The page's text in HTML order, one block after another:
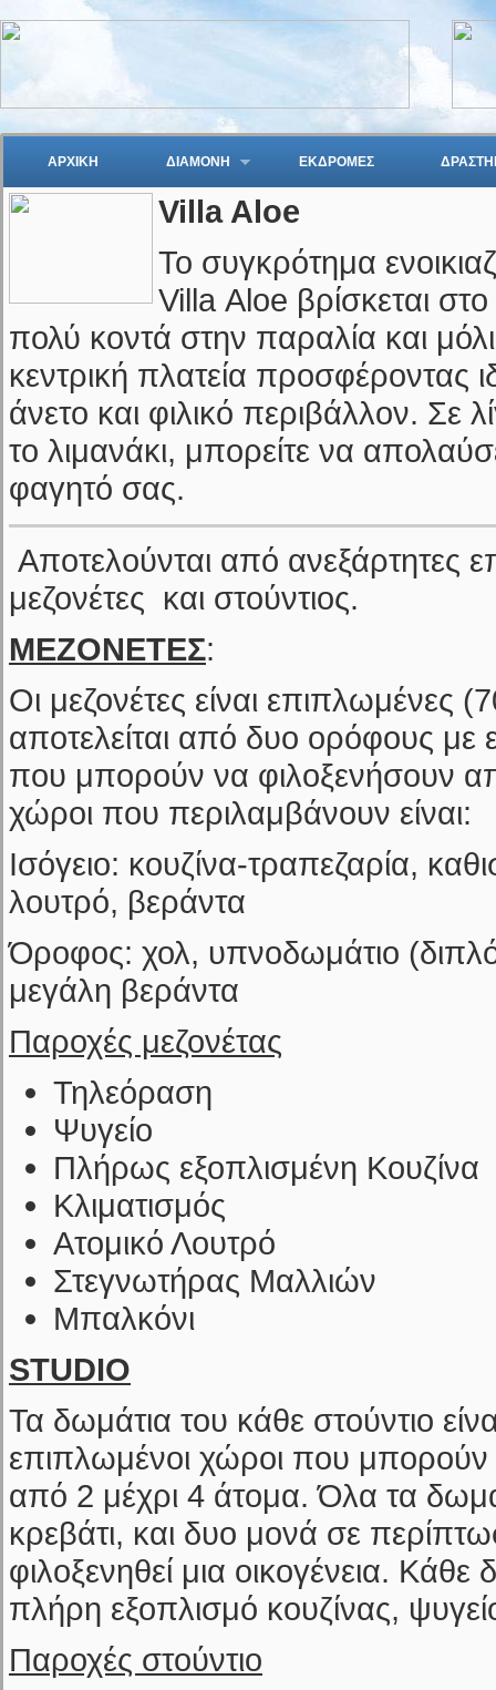
ΑΡΧΙΚΗ ΔΙΑΜΟΝΗ ΕΚΔΡΟΜΕΣ
Villa Aloe
Το συγκρότημα
Villa Aloe βρίσκεται
πολύ κοντά στην παραλία και
κεντρική πλατεία προσφέροντας
άνετο και φιλικό περιβάλλον. Σε
το λιμανάκι, μπορείτε να
φαγητό σας.
Αποτελούνται από ανεξάρτητες
μεζονέτες και στούντιος.
ΜΕΖΟΝΕΤΕΣ:
Οι μεζονέτες είναι επιπλωμένες
αποτελείται από δυο ορόφους με
που μπορούν να φιλοξενήσουν
χώροι που περιλαμβάνουν είναι:
Iσόγειο: κουζίνα-τραπεζαρία,
λουτρό, βεράντα
Όροφος: χολ, υπνοδωμάτιο
μεγάλη βεράντα
Παροχές μεζονέτας
Τηλεόραση
Ψυγείο
Πλήρως εξοπλισμένη Κουζίνα
Κλιματισμός
Ατομικό Λουτρό
Στεγνωτήρας Μαλλιών
Μπαλκόνι
STUDIO
Τα δωμάτια του κάθε στούντιο
επιπλωμένοι χώροι που μπορούν
από 2 μέχρι 4 άτομα. Όλα τα
κρεβάτι, και δυο μονά σε
φιλοξενηθεί μια οικογένεια.
πλήρη εξοπλισμό κουζίνας,
Παροχές στούντιο